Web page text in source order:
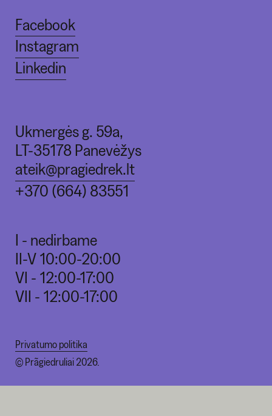
Facebook
Instagram
Linkedin
Ukmergės g. 59a,
LT-35178 Panevėžys
ateik@pragiedrek.lt
+370 (664) 83551
I - nedirbame
II-V 10:00-20:00
VI - 12:00-17:00
VII - 12:00-17:00
Privatumo politika
© Prãgiedruliai 2026.